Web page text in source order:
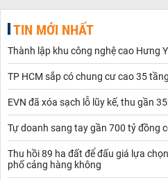
TIN MỚI NHẤT
Thành lập khu công nghệ cao Hưng
TP HCM sắp có chung cư cao 35
EVN đã xóa sạch lỗ lũy kế, thu gần
Tự doanh sang tay gần 700 tỷ đồng
Thu hồi 89 ha đất để đấu giá lựa
phố cảng hàng không